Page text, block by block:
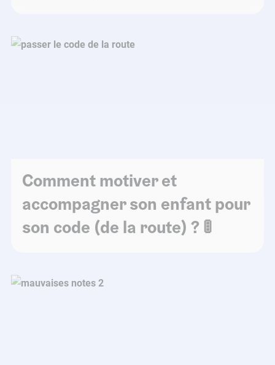
Comment motiver et
accompagner son enfant pour
son code (de la route) ? 🚦